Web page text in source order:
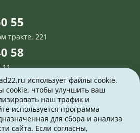
55
тракте, 221
58
тракт 221
использует файлы cookie.
cookie, чтобы улучшить ваш
наш трафик и
используется программа
для сбора и анализа
сайта. Если согласны,